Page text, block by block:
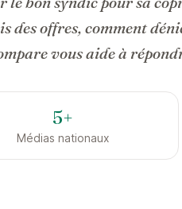
des offres, comment
vous aide à
5+
Médias nationaux